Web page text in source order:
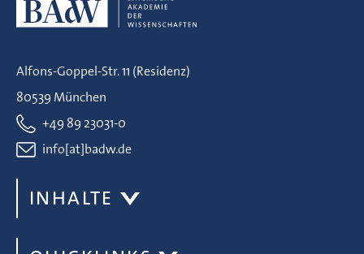
Alfons-Goppel-Str. 11 (Residenz)
80539 München
+49 89 23031-0
info[at]badw.de
INHALTE